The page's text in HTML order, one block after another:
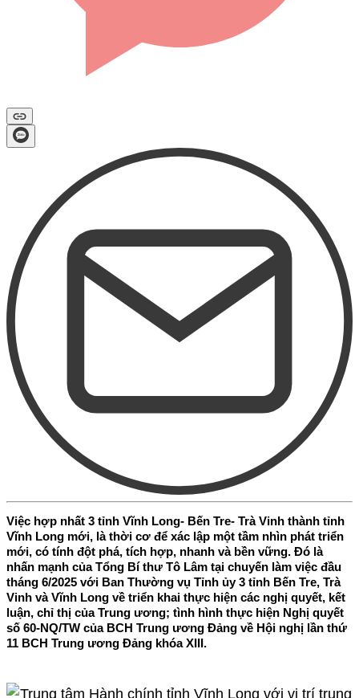
Việc hợp nhất 3 tỉnh Vĩnh Long- Bến Tre- Trà Vinh thành tỉnh
Vĩnh Long mới, là thời cơ để xác lập một tầm nhìn phát triển
mới, có tính đột phá, tích hợp, nhanh và bền vững. Đó là
nhấn mạnh của Tổng Bí thư Tô Lâm tại chuyến làm việc đầu
tháng 6/2025 với Ban Thường vụ Tỉnh ủy 3 tỉnh Bến Tre, Trà
Vinh và Vĩnh Long về triển khai thực hiện các nghị quyết, kết
luận, chỉ thị của Trung ương; tình hình thực hiện Nghị quyết
số 60-NQ/TW của BCH Trung ương Đảng về Hội nghị lần thứ
11 BCH Trung ương Đảng khóa XIII.